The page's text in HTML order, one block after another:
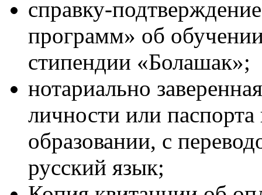
справку-
программ» об
стипендии «Болашак»;
нотариально
личности или
образовании, с
русский язык;